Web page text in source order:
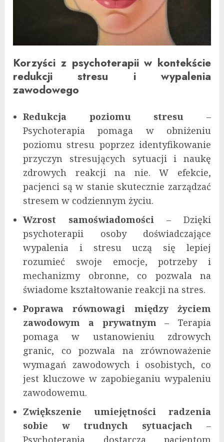
Korzyści z psychoterapii w kontekście
redukcji stresu i wypalenia
zawodowego
Redukcja poziomu stresu –
Psychoterapia pomaga w obniżeniu
poziomu stresu poprzez identyfikowanie
przyczyn stresujących sytuacji i naukę
zdrowych reakcji na nie. W efekcie,
pacjenci są w stanie skutecznie zarządzać
stresem w codziennym życiu.
Wzrost samoświadomości – Dzięki
psychoterapii osoby doświadczające
wypalenia i stresu uczą się lepiej
rozumieć swoje emocje, potrzeby i
mechanizmy obronne, co pozwala na
świadome kształtowanie reakcji na stres.
Poprawa równowagi między życiem
zawodowym a prywatnym – Terapia
pomaga w ustanowieniu zdrowych
granic, co pozwala na zrównoważenie
wymagań zawodowych i osobistych, co
jest kluczowe w zapobieganiu wypaleniu
zawodowemu.
Zwiększenie umiejętności radzenia
sobie w trudnych sytuacjach –
Psychoterapia dostarcza pacjentom